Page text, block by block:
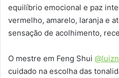
equilíbrio emocional e paz
vermelho, amarelo, laranja e
sensação de acolhimento,
O mestre em Feng Shui
cuidado na escolha das